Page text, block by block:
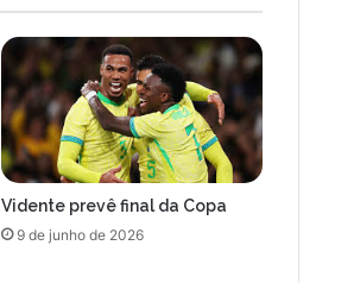
Vidente prevê final da Copa
9 de junho de 2026